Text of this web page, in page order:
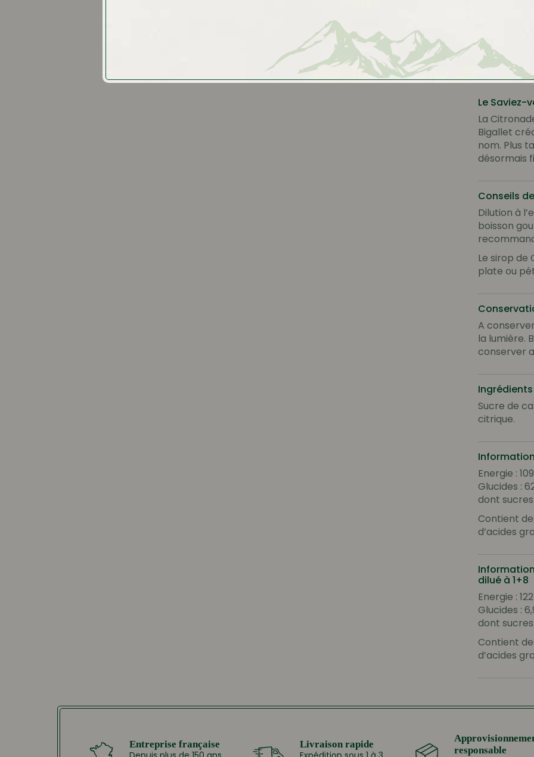
Le Saviez-
La
Bigallet
nom. Plus
désormais
Conseils
Dilution à
boisson
Le sirop de
plate ou
A
la lumière.
conserver
Ingrédients
Sucre de
citrique.
Energie :
Glucides :
dont sucres
Contient
d’acides
dilué à 1+8
Energie :
Glucides :
dont sucres
Contient
d’acides
Entreprise française Livraison rapide
responsable